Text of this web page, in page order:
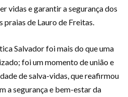
vidas e garantir a segurança dos
praias de Lauro de Freitas.
Salvador foi mais do que uma
foi um momento de união e
de salva-vidas, que reafirmou
a segurança e bem-estar da